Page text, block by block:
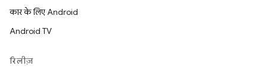
कार के लिए Android
Android TV
रिलीज़